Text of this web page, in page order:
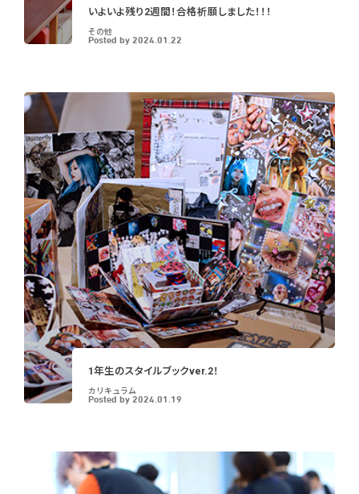
いよいよ残り2週間！合格祈願しました！！！
Posted by 2024.01.22
その他
1年生のスタイルブックver.2！
Posted by 2024.01.19
カリキュラム